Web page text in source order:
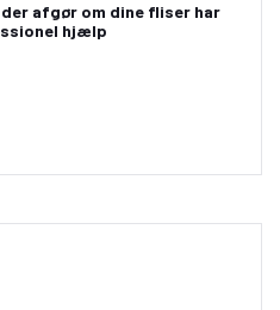
afgør om dine fliser har
hjælp